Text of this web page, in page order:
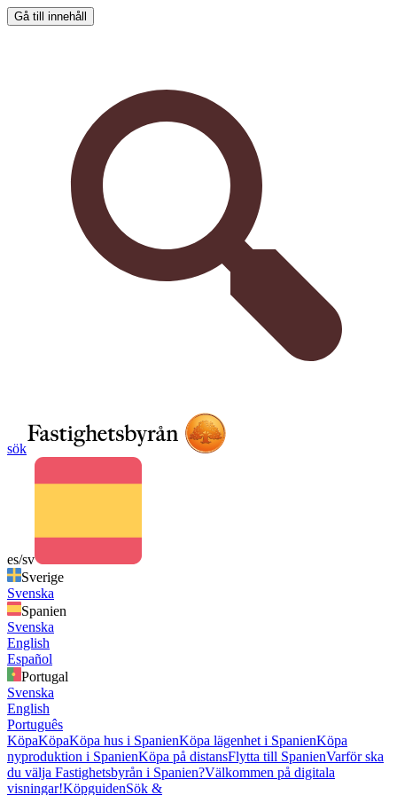
Gå till innehåll
sök
es/sv
Sverige
Svenska
Spanien
Svenska
English
Español
Portugal
Svenska
English
Português
KöpaKöpaKöpa hus i SpanienKöpa lägenhet i SpanienKöpa
nyproduktion i SpanienKöpa på distansFlytta till SpanienVarför ska
du välja Fastighetsbyrån i Spanien?Välkommen på digitala
visningar!KöpguidenSök &